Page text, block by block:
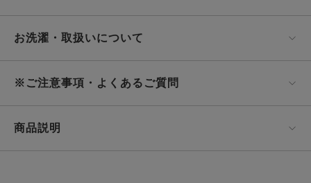
お洗濯・取扱いについて
※ご注意事項・よくあるご質問
商品説明